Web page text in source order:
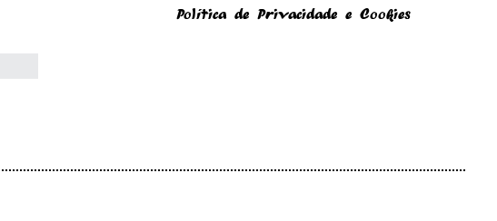
Política de Privacidade e Cookies